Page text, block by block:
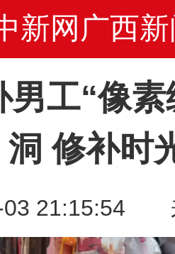
新网广西新
男工“像
洞 修补时
03 21:15:54